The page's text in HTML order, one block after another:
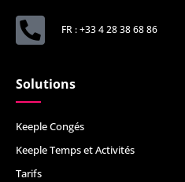
FR : +33 4 28 38 68 86
Solutions
Keeple Congés
Keeple Temps et Activités
Tarifs